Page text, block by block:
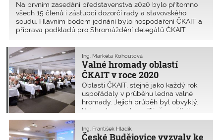
Na prvním zasedání představenstva 2020 bylo přítomno
všech 15 členů i zástupci dozorčí rady a stavovského
soudu. Hlavním bodem jednání bylo hospodaření ČKAIT a
příprava podkladů pro Shromáždění delegátů ČKAIT.
Valné hromady oblastí
ČKAIT v roce 2020
Ing. Markéta Kohoutová
Oblasti ČKAIT, stejně jako každý rok,
uspořádaly v průběhu ledna valné
hromady. Jejich průběh byl obvyklý.
Valnou hromadu ve Zlíně navštívil
hejtman Jiří Čunek a představil stavbu
krajské nemocnice. V Pardubicích
komentoval hejtman Martin Netolický
České Budějovice vyzvaly ke
Ing. František Hladík